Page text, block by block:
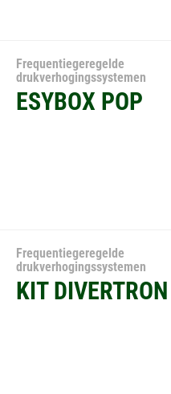
Frequentiegeregelde
drukverhogingssystemen
ESYBOX POP
Frequentiegeregelde
drukverhogingssystemen
KIT DIVERTRON